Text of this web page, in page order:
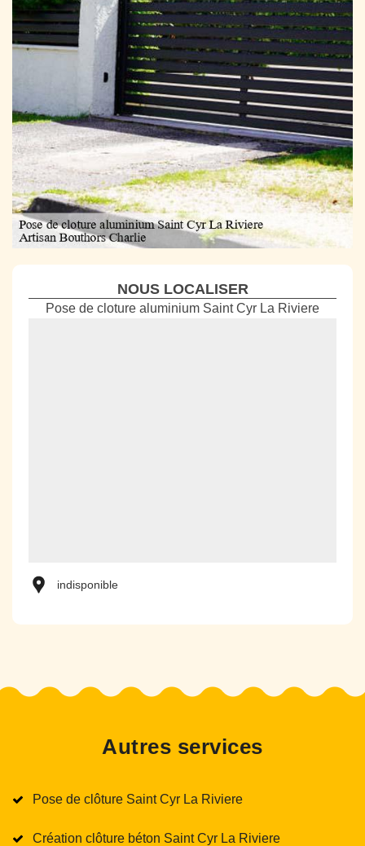
NOUS LOCALISER
Pose de cloture aluminium Saint Cyr La Riviere
indisponible
Autres services
Pose de clôture Saint Cyr La Riviere
Création clôture béton Saint Cyr La Riviere